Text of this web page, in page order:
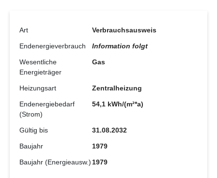
Art Verbrauchsausweis
Endenergieverbrauch Information folgt
Wesentliche
Energieträger
Gas
Heizungsart Zentralheizung
Endenergiebedarf
(Strom)
54,1 kWh/(m²*a)
Gültig bis 31.08.2032
Baujahr 1979
Baujahr (Energieausw.) 1979